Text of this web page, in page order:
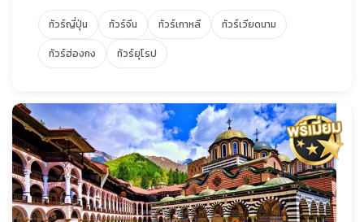
ทัวร์ญี่ปุ่น ทัวร์จีน ทัวร์เกาหลี
ทัวร์เวียดนาม
ทัวร์ฮ่องกง
ทัวร์ยุโรป